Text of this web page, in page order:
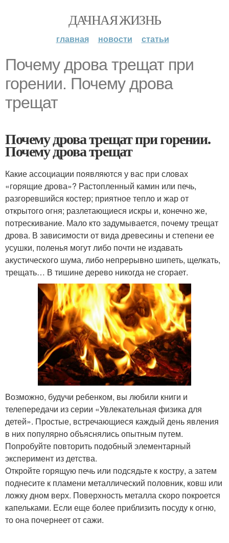
ДАЧНАЯ ЖИЗНЬ
главная новости статьи
Почему дрова трещат при
горении. Почему дрова
трещат
Почему дрова трещат при горении.
Почему дрова трещат
Какие ассоциации появляются у вас при словах
«горящие дрова»? Растопленный камин или печь,
разгоревшийся костер; приятное тепло и жар от
открытого огня; разлетающиеся искры и, конечно же,
потрескивание. Мало кто задумывается, почему трещат
дрова. В зависимости от вида древесины и степени ее
усушки, поленья могут либо почти не издавать
акустического шума, либо непрерывно шипеть, щелкать,
трещать… В тишине дерево никогда не сгорает.
Возможно, будучи ребенком, вы любили книги и
телепередачи из серии «Увлекательная физика для
детей». Простые, встречающиеся каждый день явления
в них популярно объяснялись опытным путем.
Попробуйте повторить подобный элементарный
эксперимент из детства.
Откройте горящую печь или подсядьте к костру, а затем
поднесите к пламени металлический половник, ковш или
ложку дном верх. Поверхность металла скоро покроется
капельками. Если еще более приблизить посуду к огню,
то она почернеет от сажи.